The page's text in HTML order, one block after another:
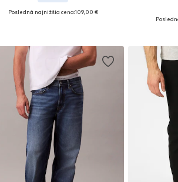
Dostupné v mnohých veľkostiach
Posledná najnižšia cena:109,00 €